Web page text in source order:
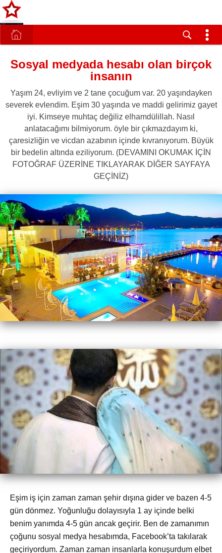
Sosyal medyada hesabı olan birçok
insanın
Yaşım 24, evliyim ve 2 tane çocuğum var. 20 yaşındayken
severek evlendim. Eşim 30 yaşında ve maddi gelirimiz gayet
iyi. Kimseye muhtaç değiliz elhamdülillah. Nasıl
anlatacağımı bilmiyorum. öyle bir çıkmazdayım ki,
çaresizliğin ve vicdan azabının içinde kıvranıyorum. Büyük
bir bedelin altında eziliyorum. (DEVAMINI OKUMAK İÇİN
FOTOĞRAF ÜZERİNE TIKLAYARAK DİĞER SAYFAYA
GEÇİNİZ)
Eşim iş için zaman zaman şehir dışına gider ve bazen 4-5
gün dönmez. Yoğunluğu dolayısıyla 1 ay içinde belki
benim yanımda 4-5 gün ancak geçirir. Ben de zamanımın
çoğunu sosyal medya hesabımda, Facebook’ta takılarak
geçiriyordum. Zaman zaman insanlarla konuşurdum elbet